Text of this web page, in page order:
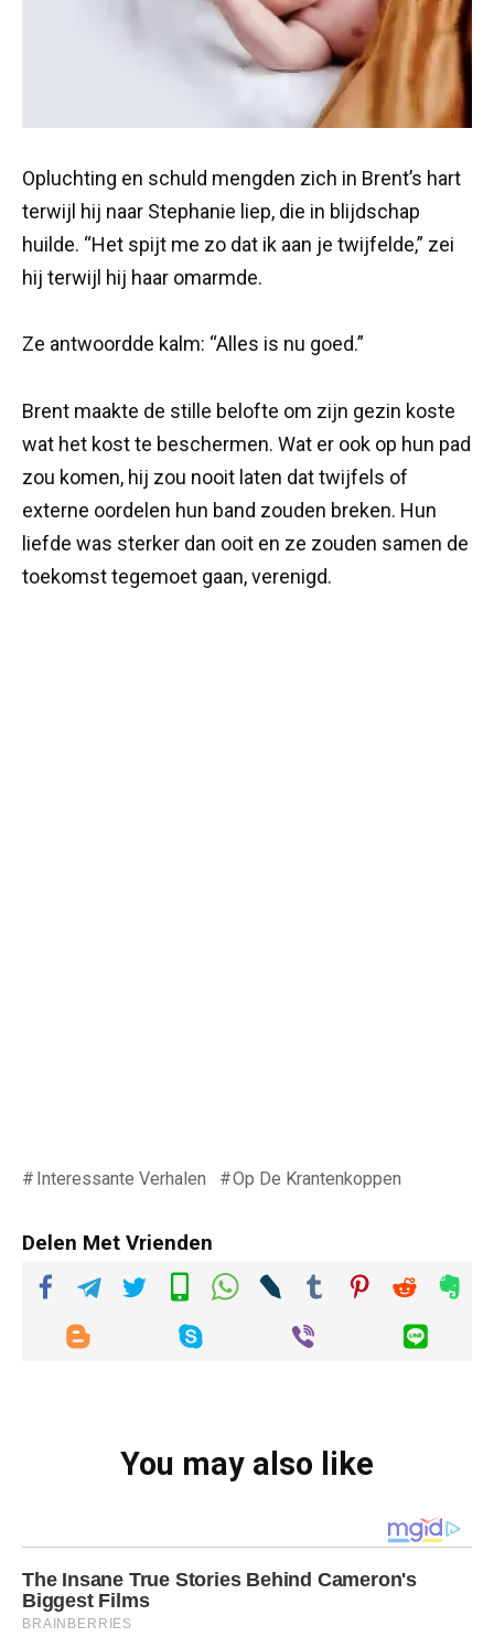
Opluchting en schuld mengden zich in Brent’s hart
terwijl hij naar Stephanie liep, die in blijdschap
huilde. “Het spijt me zo dat ik aan je twijfelde,” zei
hij terwijl hij haar omarmde.
Ze antwoordde kalm: “Alles is nu goed.”
Brent maakte de stille belofte om zijn gezin koste
wat het kost te beschermen. Wat er ook op hun pad
zou komen, hij zou nooit laten dat twijfels of
externe oordelen hun band zouden breken. Hun
liefde was sterker dan ooit en ze zouden samen de
toekomst tegemoet gaan, verenigd.
Interessante Verhalen Op De Krantenkoppen
Delen Met Vrienden
You may also like